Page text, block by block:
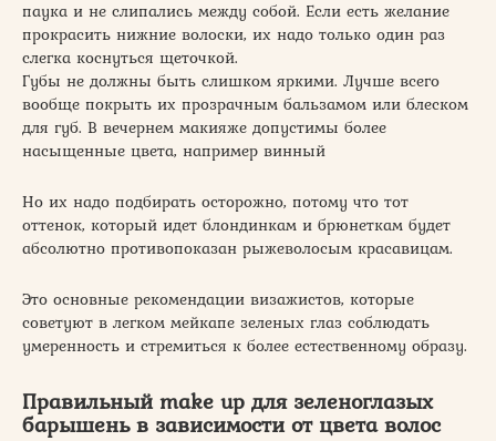
паука и не слипались между собой. Если есть желание
прокрасить нижние волоски, их надо только один раз
слегка коснуться щеточкой.
Губы не должны быть слишком яркими. Лучше всего
вообще покрыть их прозрачным бальзамом или блеском
для губ. В вечернем макияже допустимы более
насыщенные цвета, например винный
Но их надо подбирать осторожно, потому что тот
оттенок, который идет блондинкам и брюнеткам будет
абсолютно противопоказан рыжеволосым красавицам.
Это основные рекомендации визажистов, которые
советуют в легком мейкапе зеленых глаз соблюдать
умеренность и стремиться к более естественному образу.
Правильный make up для зеленоглазых
барышень в зависимости от цвета волос